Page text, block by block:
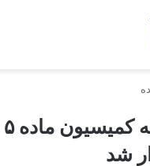
شد